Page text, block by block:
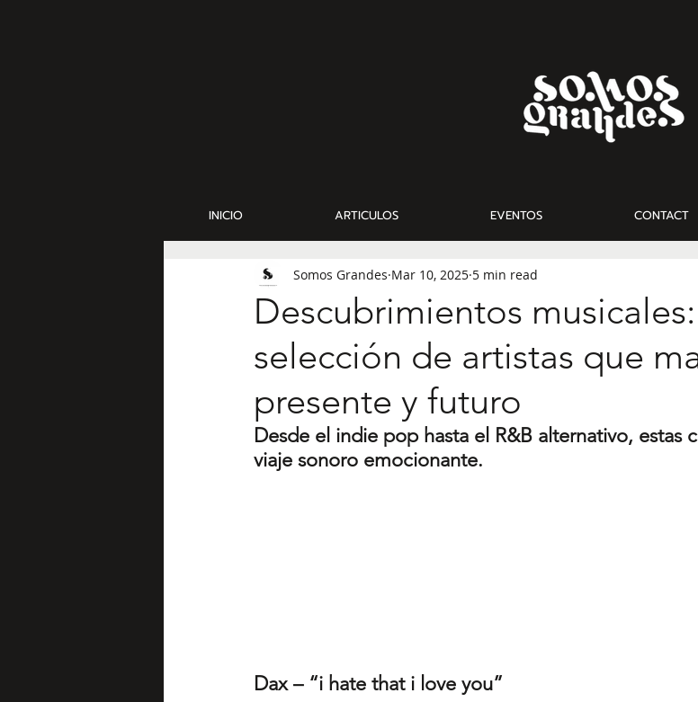
INICIO ARTICULOS EVENTOS CONTACT
Descubrimientos
selección de artistas que
presente y futuro
Somos Grandes Mar 10, 2025 5 min read
Desde el indie pop hasta el R&B alternativo, estas
viaje sonoro emocionante.
Dax – “i hate that i love you”